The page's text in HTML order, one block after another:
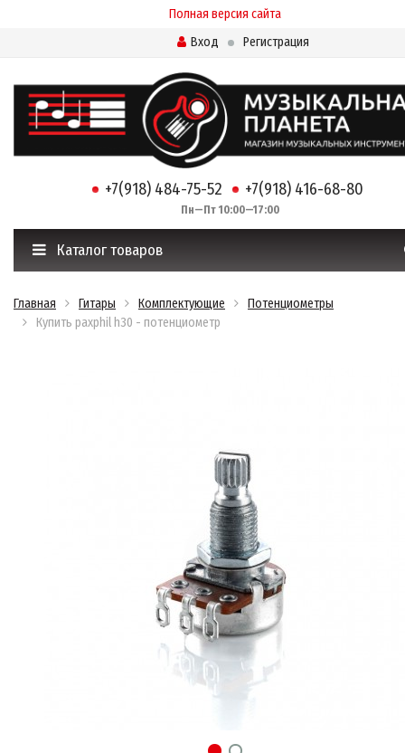
Полная версия сайта
Вход
Регистрация
+7(918) 484-75-52 +7(918) 416-68-80
Пн—Пт 10:00—17:00
Каталог товаров
Главная Гитары Комплектующие
Потенциометры
Купить paxphil h30 - потенциометр